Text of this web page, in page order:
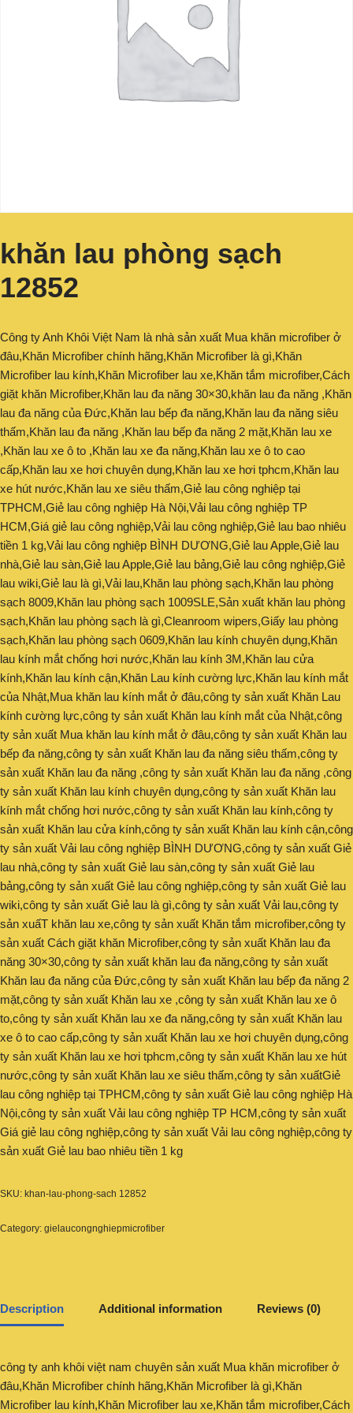
khăn lau phòng sạch
12852
Công ty Anh Khôi Việt Nam là nhà sản xuất Mua khăn microfiber ở
đâu,Khăn Microfiber chính hãng,Khăn Microfiber là gì,Khăn
Microfiber lau kính,Khăn Microfiber lau xe,Khăn tắm microfiber,Cách
giặt khăn Microfiber,Khăn lau đa năng 30×30,khăn lau đa năng ,Khăn
lau đa năng của Đức,Khăn lau bếp đa năng,Khăn lau đa năng siêu
thấm,Khăn lau đa năng ,Khăn lau bếp đa năng 2 mặt,Khăn lau xe
,Khăn lau xe ô to ,Khăn lau xe đa năng,Khăn lau xe ô to cao
cấp,Khăn lau xe hơi chuyên dụng,Khăn lau xe hơi tphcm,Khăn lau
xe hút nước,Khăn lau xe siêu thấm,Giẻ lau công nghiệp tại
TPHCM,Giẻ lau công nghiệp Hà Nội,Vải lau công nghiệp TP
HCM,Giá giẻ lau công nghiệp,Vải lau công nghiệp,Giẻ lau bao nhiêu
tiền 1 kg,Vải lau công nghiệp BÌNH DƯƠNG,Giẻ lau Apple,Giẻ lau
nhà,Giẻ lau sàn,Giẻ lau Apple,Giẻ lau bảng,Giẻ lau công nghiệp,Giẻ
lau wiki,Giẻ lau là gì,Vải lau,Khăn lau phòng sạch,Khăn lau phòng
sạch 8009,Khăn lau phòng sạch 1009SLE,Sản xuất khăn lau phòng
sạch,Khăn lau phòng sạch là gì,Cleanroom wipers,Giấy lau phòng
sạch,Khăn lau phòng sạch 0609,Khăn lau kính chuyên dụng,Khăn
lau kính mắt chống hơi nước,Khăn lau kính 3M,Khăn lau cửa
kính,Khăn lau kính cận,Khăn Lau kính cường lực,Khăn lau kính mắt
của Nhật,Mua khăn lau kính mắt ở đâu,công ty sản xuất Khăn Lau
kính cường lực,công ty sản xuất Khăn lau kính mắt của Nhật,công
ty sản xuất Mua khăn lau kính mắt ở đâu,công ty sản xuất Khăn lau
bếp đa năng,công ty sản xuất Khăn lau đa năng siêu thấm,công ty
sản xuất Khăn lau đa năng ,công ty sản xuất Khăn lau đa năng ,công
ty sản xuất Khăn lau kính chuyên dụng,công ty sản xuất Khăn lau
kính mắt chống hơi nước,công ty sản xuất Khăn lau kính,công ty
sản xuất Khăn lau cửa kính,công ty sản xuất Khăn lau kính cận,công
ty sản xuất Vải lau công nghiệp BÌNH DƯƠNG,công ty sản xuất Giẻ
lau nhà,công ty sản xuất Giẻ lau sàn,công ty sản xuất Giẻ lau
bảng,công ty sản xuất Giẻ lau công nghiệp,công ty sản xuất Giẻ lau
wiki,công ty sản xuất Giẻ lau là gì,công ty sản xuất Vải lau,công ty
sản xuấT khăn lau xe,công ty sản xuất Khăn tắm microfiber,công ty
sản xuất Cách giặt khăn Microfiber,công ty sản xuất Khăn lau đa
năng 30×30,công ty sản xuất khăn lau đa năng,công ty sản xuất
Khăn lau đa năng của Đức,công ty sản xuất Khăn lau bếp đa năng 2
mặt,công ty sản xuất Khăn lau xe ,công ty sản xuất Khăn lau xe ô
to,công ty sản xuất Khăn lau xe đa năng,công ty sản xuất Khăn lau
xe ô to cao cấp,công ty sản xuất Khăn lau xe hơi chuyên dụng,công
ty sản xuất Khăn lau xe hơi tphcm,công ty sản xuất Khăn lau xe hút
nước,công ty sản xuất Khăn lau xe siêu thấm,công ty sản xuấtGiẻ
lau công nghiệp tại TPHCM,công ty sản xuất Giẻ lau công nghiệp Hà
Nội,công ty sản xuất Vải lau công nghiệp TP HCM,công ty sản xuất
Giá giẻ lau công nghiệp,công ty sản xuất Vải lau công nghiệp,công ty
sản xuất Giẻ lau bao nhiêu tiền 1 kg
SKU: khan-lau-phong-sach 12852
Category: gielaucongnghiepmicrofiber
Description Additional information Reviews (0)
công ty anh khôi việt nam chuyên sản xuất Mua khăn microfiber ở
đâu,Khăn Microfiber chính hãng,Khăn Microfiber là gì,Khăn
Microfiber lau kính,Khăn Microfiber lau xe,Khăn tắm microfiber,Cách